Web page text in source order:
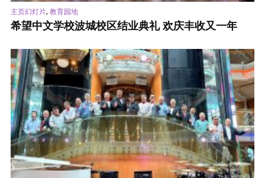
主页幻灯片, 教育园地
希望中文学校波城校区结业典礼 欢庆丰收又一年